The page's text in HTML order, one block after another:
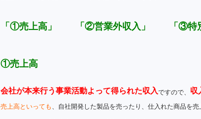
「①売上高」 「②営業外収入」 「③特別
①売上高
会社が本来行う事業活動よって得られた収入ですので、 収
売上高といっても 、自社開発した製品を売ったり、仕入れた商品を